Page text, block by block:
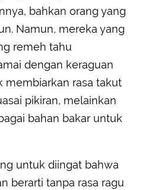
bahkan orang yang
Namun, mereka yang
remeh tahu
dengan keraguan
membiarkan rasa takut
pikiran, melainkan
bahan bakar untuk
untuk diingat bahwa
berarti tanpa rasa ragu